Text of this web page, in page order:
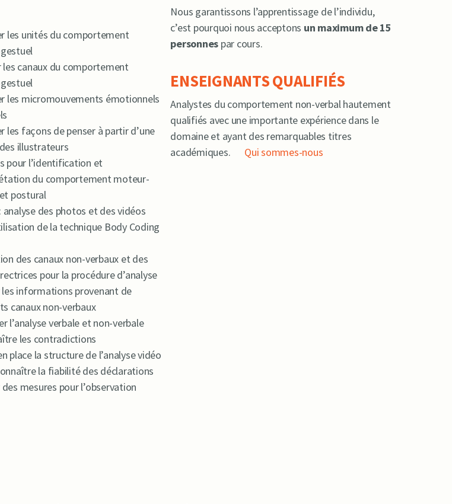
les unités du comportement
les canaux du comportement
les micromouvements émotionnels
les façons de penser à partir d’une
illustrateurs
pour l’identification et
du comportement moteur-
postural
analyse des photos et des vidéos
de la technique Body Coding
des canaux non-verbaux et des
pour la procédure d’analyse
informations provenant de
canaux non-verbaux
l’analyse verbale et non-verbale
les contradictions
place la structure de l’analyse vidéo
la fiabilité des déclarations
mesures pour l’observation
Nous garantissons l’apprentissage de l’individu,
c’est pourquoi nous acceptons un maximum de 15
personnes par cours.
ENSEIGNANTS QUALIFIÉS
Analystes du comportement non-verbal hautement
qualifiés avec une importante expérience dans le
domaine et ayant des remarquables titres
académiques.
Qui sommes-nous